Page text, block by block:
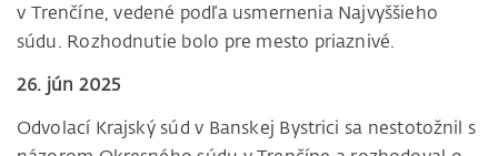
v Trenčíne, vedené podľa usmernenia Najvyššieho
súdu. Rozhodnutie bolo pre mesto priaznivé.
26. jún 2025
Odvolací Krajský súd v Banskej Bystrici sa nestotožnil s